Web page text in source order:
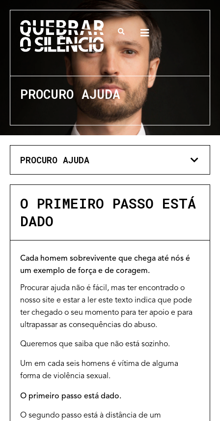
PROCURO AJUDA
PROCURO AJUDA
O PRIMEIRO PASSO ESTÁ
DADO
Cada homem sobrevivente que chega até nós é
um exemplo de força e de coragem.
Procurar ajuda não é fácil, mas ter encontrado o
nosso site e estar a ler este texto indica que pode
ter chegado o seu momento para ter apoio e para
ultrapassar as consequências do abuso.
Queremos que saiba que não está sozinho.
Um em cada seis homens é vítima de alguma
forma de violência sexual.
O primeiro passo está dado.
O segundo passo está à distância de um